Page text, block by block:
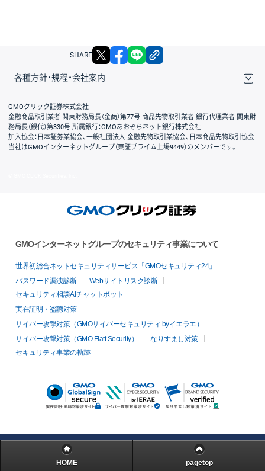
SHARE X facebook
各種方針・規程・会社案内
取引規程・約款
サイトマップ
その他のご案内
個人情報保護方針
最良執行方針
サイトのご利用について
ディスクレイマー
信託保全
リスク説明
会社案内
GMOクリック証券株式会社
金融商品取引業者 関東財務局長（金商）第77号 商品先物取引業者 銀行代理業者 関東財
務局長（銀代）第330号 所属銀行：GMOあおぞらネット銀行株式会社
加入協会：日本証券業協会、一般社団法人 金融先物取引業協会、日本商品先物取引協会
当社はGMOインターネットグループ（東証プライム上場9449）のメンバーです。
GMOインターネットグループのセキュリティ事業について
世界初総合ネットセキュリティサービス「GMOセキュリティ24」
パスワード漏洩診断
Webサイトリスク診断
セキュリティ相談AIチャットボット
実在証明・盗聴対策
サイバー攻撃対策（GMOサイバーセキュリティ byイエラエ）
サイバー攻撃対策（GMO Flatt Security）
なりすまし対策
セキュリティ事業の軌跡
HOME pagetop